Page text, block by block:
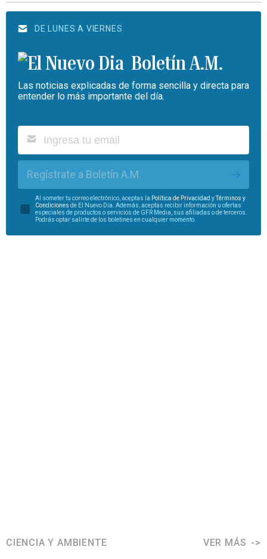
DE LUNES A VIERNES
Boletín A.M.
Las noticias explicadas de forma sencilla y directa para
entender lo más importante del día.
Regístrate a Boletín A.M.
Al someter tu correo electrónico, aceptas la Política de Privacidad y
Términos y
Condiciones de El Nuevo Día. Además, aceptas recibir información u ofertas
especiales de productos o servicios de GFR Media, sus afiliadas o de terceros.
Podrás optar salirte de los boletines en cualquier momento.
CIENCIA Y AMBIENTE VER MÁS